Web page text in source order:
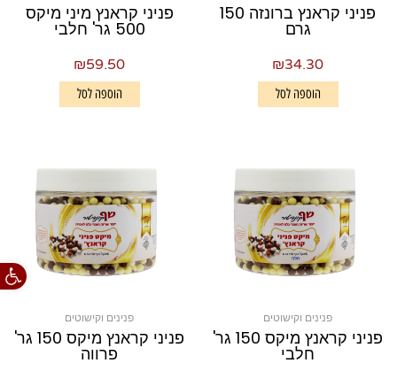
פתח
פניני קראנץ ברונזה 150
גרם
₪34.30
הוספה לסל
פניני קראנץ מיני מיקס
500 גר' חלבי
₪59.50
הוספה לסל
פנינים וקישוטים
פניני קראנץ מיקס 150 גר'
חלבי
פנינים וקישוטים
פניני קראנץ מיקס 150 גר'
פרווה